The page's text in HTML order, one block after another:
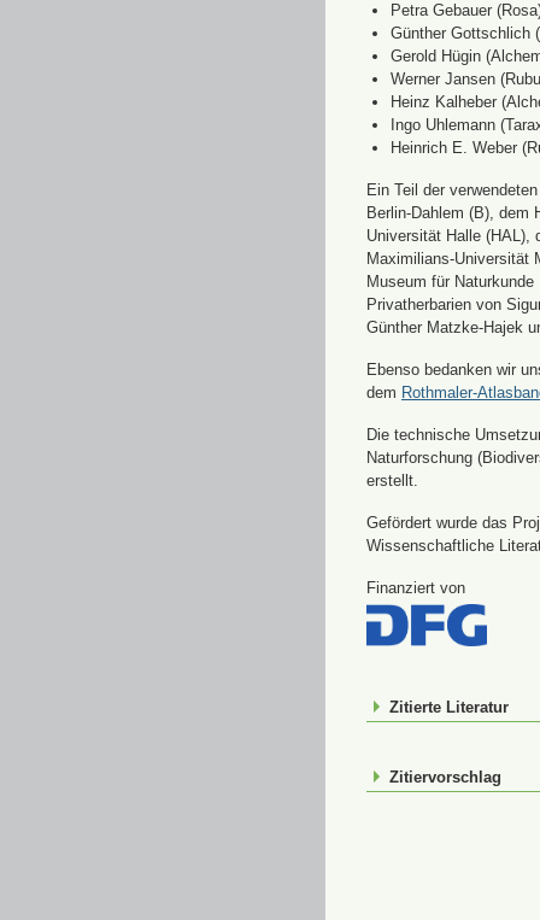
Petra Gebauer
Günther Gottschlich
Gerold Hügin
Werner Jansen
Heinz Kalheber
Ingo Uhlemann
Heinrich E. Weber
Ein Teil der
Berlin-Dahlem (B), dem
Universität Halle (HAL),
Maximilians-Universität
Museum für
Privatherbarien von
Günther Matzke-Hajek
Ebenso bedanken wir
dem Rothmaler-
Die technische
Naturforschung
erstellt.
Gefördert wurde das
Wissenschaftliche
Finanziert von
Zitierte Literatur
Zitiervorschlag